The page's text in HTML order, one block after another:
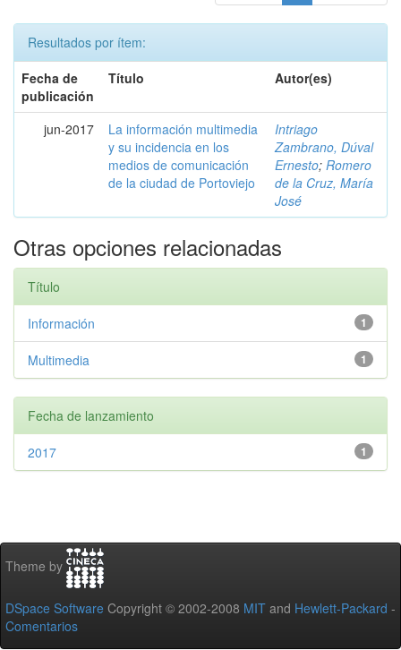
Resultados por ítem:
Fecha de
publicación
Título Autor(es)
jun-2017
La información multimedia
y su incidencia en los
medios de comunicación
de la ciudad de Portoviejo
Intriago
Zambrano, Dúval
Ernesto; Romero
de la Cruz, María
José
Otras opciones relacionadas
Título
1
Información
1
Multimedia
Fecha de lanzamiento
1
2017
Theme by
DSpace Software Copyright © 2002-2008 MIT and Hewlett-Packard -
Comentarios